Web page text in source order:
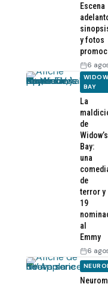
Escena
y fotos
6
BAY
La
de
Widow’s
Bay:
una
de
terror y
19
al
Emmy
6